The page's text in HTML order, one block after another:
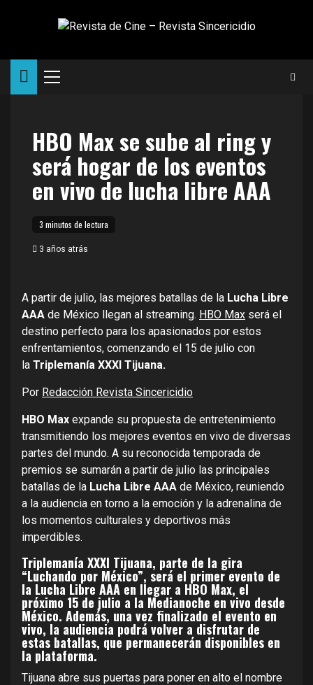
Menú
HBO Max se sube al ring y
será hogar de los eventos
en vivo de lucha libre AAA
3 minutos de lectura
3 años atrás
A partir de julio, las mejores batallas de la Lucha Libre
AAA de México llegan al streaming. HBO Max será el
destino perfecto para los apasionados por estos
enfrentamientos, comenzando el 15 de julio con
la Triplemanía XXXI Tijuana.
Por Redacción Revista Sincericidio
HBO Max expande su propuesta de entretenimiento
transmitiendo los mejores eventos en vivo de diversas
partes del mundo. A su reconocida temporada de
premios se sumarán a partir de julio las principales
batallas de la Lucha Libre AAA de México, reuniendo
a la audiencia en torno a la emoción y la adrenalina de
los momentos culturales y deportivos más
imperdibles.
Triplemanía XXXI Tijuana, parte de la gira
“Luchando por México”, será el primer evento de
la Lucha Libre AAA en llegar a HBO Max, el
próximo 15 de julio a la Medianoche en vivo desde
México. Además, una vez finalizado el evento en
vivo, la audiencia podrá volver a disfrutar de
estas batallas, que permanecerán disponibles en
la plataforma.
Tijuana abre sus puertas para poner en alto el nombre